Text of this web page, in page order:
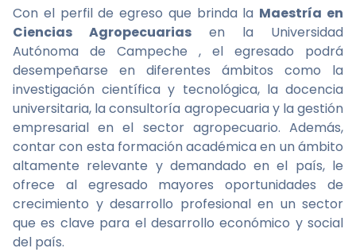
Con el perfil de egreso que brinda la Maestría en
Ciencias Agropecuarias en la Universidad
Autónoma de Campeche , el egresado podrá
desempeñarse en diferentes ámbitos como la
investigación científica y tecnológica, la docencia
universitaria, la consultoría agropecuaria y la gestión
empresarial en el sector agropecuario. Además,
contar con esta formación académica en un ámbito
altamente relevante y demandado en el país, le
ofrece al egresado mayores oportunidades de
crecimiento y desarrollo profesional en un sector
que es clave para el desarrollo económico y social
del país.